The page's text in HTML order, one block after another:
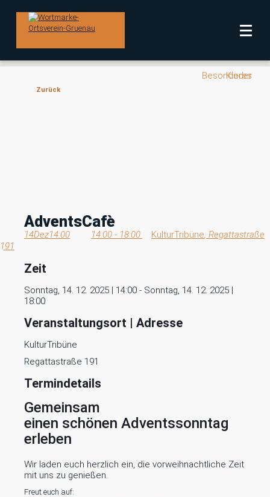
Zurück
AdventsCafè
14Dez14:00
Besonderes
Kinder
14:00 - 18:00 KulturTribüne, Regattastraße
191
Zeit
Sonntag, 14. 12. 2025 | 14:00 - Sonntag, 14. 12. 2025 |
18:00
Veranstaltungsort | Adresse
KulturTribüne
Regattastraße 191
Termindetails
Gemeinsam
einen schönen Adventssonntag
erleben
Wir laden euch herzlich ein, die vorweihnachtliche Zeit
mit uns zu genießen.
Freut euch auf: